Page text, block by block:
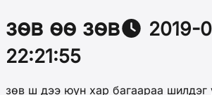
зѳв ѳѳ зѳв
2019-
22:21:55
зѳв ш дээ юун хар багаараа шилдэг